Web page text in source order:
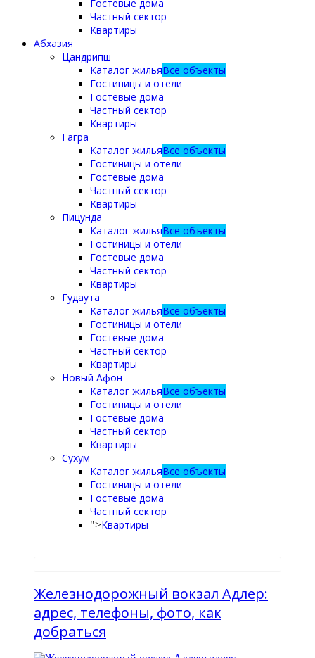
Гостевые дома
Частный сектор
Квартиры
Абхазия
Цандрипш
Каталог жильяВсе объекты
Гостиницы и отели
Гостевые дома
Частный сектор
Квартиры
Гагра
Каталог жильяВсе объекты
Гостиницы и отели
Гостевые дома
Частный сектор
Квартиры
Пицунда
Каталог жильяВсе объекты
Гостиницы и отели
Гостевые дома
Частный сектор
Квартиры
Гудаута
Каталог жильяВсе объекты
Гостиницы и отели
Гостевые дома
Частный сектор
Квартиры
Новый Афон
Каталог жильяВсе объекты
Гостиницы и отели
Гостевые дома
Частный сектор
Квартиры
Сухум
Каталог жильяВсе объекты
Гостиницы и отели
Гостевые дома
Частный сектор
">Квартиры
Железнодорожный вокзал Адлер:
адрес, телефоны, фото, как
добраться